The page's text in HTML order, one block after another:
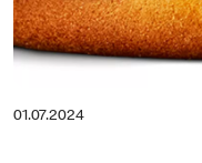
01.07.2024